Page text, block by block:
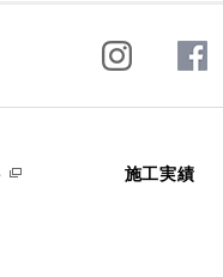
施工実績